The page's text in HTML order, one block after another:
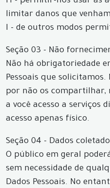
limitar danos que
I - de outros modos
Seção 03 - Não
Não há obrigatoriedade
Pessoais que
por não os compartilhar,
a você acesso a serviços
acesso apenas físico.
Seção 04 - Dados
O público em geral
sem necessidade de
Dados Pessoais. No